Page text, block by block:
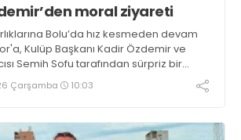
moral ziyareti
Bolu’da hız kesmeden devam
Kulüp Başkanı Kadir Özdemir ve
Semih Sofu tarafından sürpriz bir
Çarşamba 10:03